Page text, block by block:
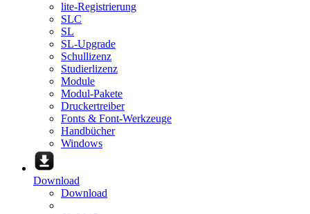
lite-Registrierung
SLC
SL
SL-Upgrade
Schullizenz
Studierlizenz
Module
Modul-Pakete
Druckertreiber
Fonts & Font-Werkzeuge
Handbücher
Windows
Download
Download